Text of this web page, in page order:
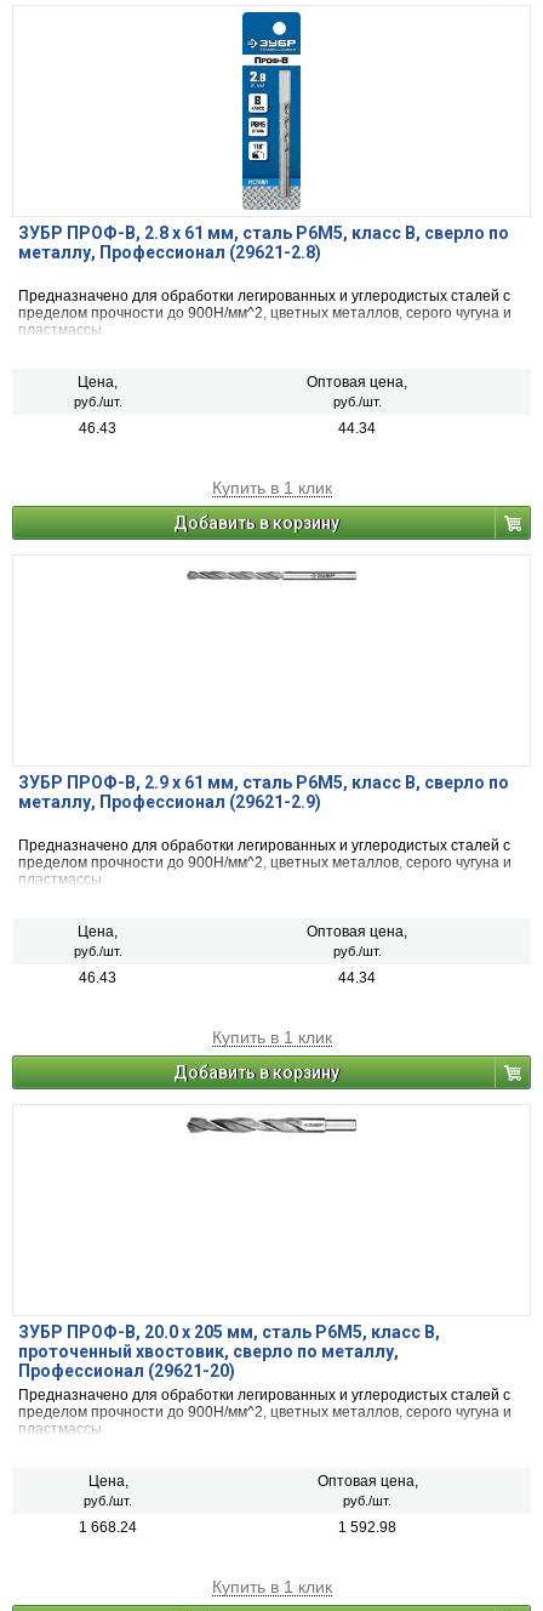
ЗУБР ПРОФ-В, 2.8 х 61 мм, сталь Р6М5, класс В, сверло по
металлу, Профессионал (29621-2.8)
Предназначено для обработки легированных и углеродистых сталей с
пределом прочности до 900Н/мм^2, цветных металлов, серого чугуна и
пластмассы.
Цена,
руб./шт.
Оптовая цена,
руб./шт.
46.43 44.34
Купить в 1 клик
Добавить в корзину
ЗУБР ПРОФ-В, 2.9 х 61 мм, сталь Р6М5, класс В, сверло по
металлу, Профессионал (29621-2.9)
Предназначено для обработки легированных и углеродистых сталей с
пределом прочности до 900Н/мм^2, цветных металлов, серого чугуна и
пластмассы.
Цена,
руб./шт.
Оптовая цена,
руб./шт.
46.43 44.34
Купить в 1 клик
Добавить в корзину
ЗУБР ПРОФ-В, 20.0 х 205 мм, сталь Р6М5, класс В,
проточенный хвостовик, сверло по металлу,
Профессионал (29621-20)
Предназначено для обработки легированных и углеродистых сталей с
пределом прочности до 900Н/мм^2, цветных металлов, серого чугуна и
пластмассы.
Цена,
руб./шт.
Оптовая цена,
руб./шт.
1 668.24 1 592.98
Купить в 1 клик